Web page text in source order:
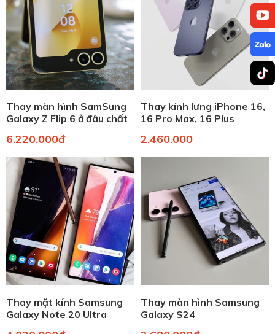
Thay màn hình SamSung
Galaxy Z Flip 6 ở đâu chất
6.220.000đ
Thay kính lưng iPhone 16,
16 Pro Max, 16 Plus
2.460.000
Thay mặt kính Samsung
Galaxy Note 20 Ultra
Thay màn hình Samsung
Galaxy S24